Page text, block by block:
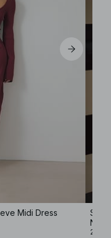
Midi Dress
NOK
2